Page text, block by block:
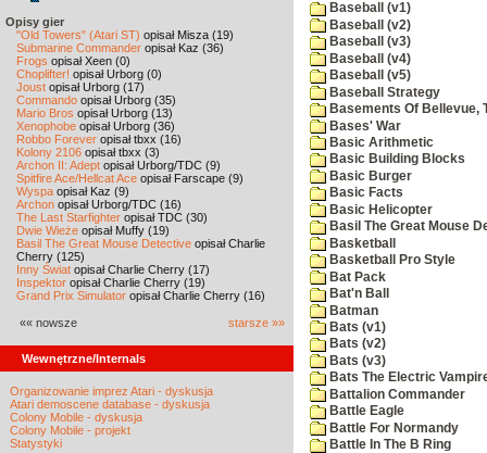
Opisy gier
"Old Towers" (Atari ST) opisał Misza (19)
Submarine Commander opisał Kaz (36)
Frogs opisał Xeen (0)
Choplifter! opisał Urborg (0)
Joust opisał Urborg (17)
Commando opisał Urborg (35)
Mario Bros opisał Urborg (13)
Xenophobe opisał Urborg (36)
Robbo Forever opisał tbxx (16)
Kolony 2106 opisał tbxx (3)
Archon II: Adept opisał Urborg/TDC (9)
Spitfire Ace/Hellcat Ace opisał Farscape (9)
Wyspa opisał Kaz (9)
Archon opisał Urborg/TDC (16)
The Last Starfighter opisał TDC (30)
Dwie Wieże opisał Muffy (19)
Basil The Great Mouse Detective opisał Charlie
Cherry (125)
Inny Świat opisał Charlie Cherry (17)
Inspektor opisał Charlie Cherry (19)
Grand Prix Simulator opisał Charlie Cherry (16)
«« nowsze starsze »»
Wewnętrzne/Internals
Organizowanie imprez Atari - dyskusja
Atari demoscene database - dyskusja
Colony Mobile - dyskusja
Colony Mobile - projekt
Statystyki
Baseball (v1)
Baseball (v2)
Baseball (v3)
Baseball (v4)
Baseball (v5)
Baseball Strategy
Basements Of Bellevue,
Bases' War
Basic Arithmetic
Basic Building Blocks
Basic Burger
Basic Facts
Basic Helicopter
Basil The Great Mouse
Basketball
Basketball Pro Style
Bat Pack
Bat'n Ball
Batman
Bats (v1)
Bats (v2)
Bats (v3)
Bats The Electric
Battalion Commander
Battle Eagle
Battle For Normandy
Battle In The B Ring